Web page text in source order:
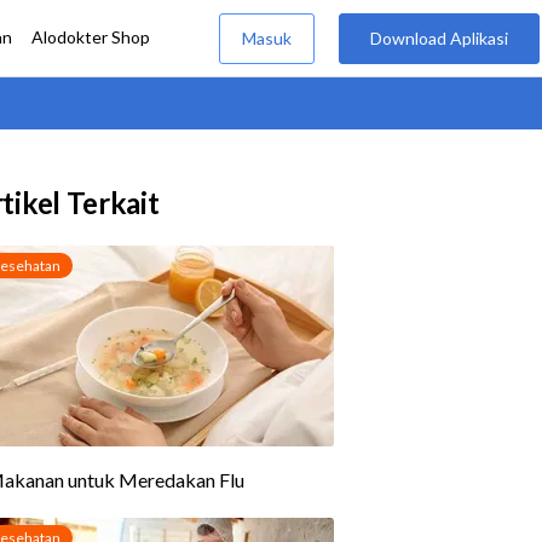
Terkait